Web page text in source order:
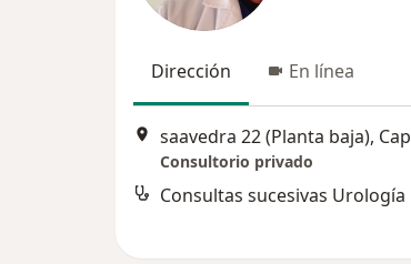
Dirección En línea
saavedra 22 (Planta baja),
Consultorio privado
Consultas sucesivas Urología